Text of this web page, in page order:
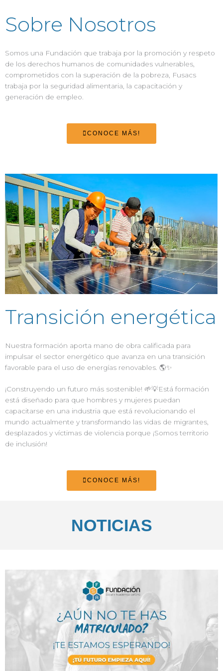
Sobre Nosotros
Somos una Fundación que trabaja por la promoción y respeto
de los derechos humanos de comunidades vulnerables,
comprometidos con la superación de la pobreza, Fusacs
trabaja por la seguridad alimentaria, la capacitación y
generación de empleo.
CONOCE MÁS!
Transición energética
Nuestra formación aporta mano de obra calificada para
impulsar el sector energético que avanza en una transición
favorable para el uso de energías renovables. 🌎✨
¡Construyendo un futuro más sostenible! 🌱💡Está formación
está diseñado para que hombres y mujeres puedan
capacitarse en una industria que está revolucionando el
mundo actualmente y transformando las vidas de migrantes,
desplazados y víctimas de violencia porque ¡Somos territorio
de inclusión!
CONOCE MÁS!
NOTICIAS